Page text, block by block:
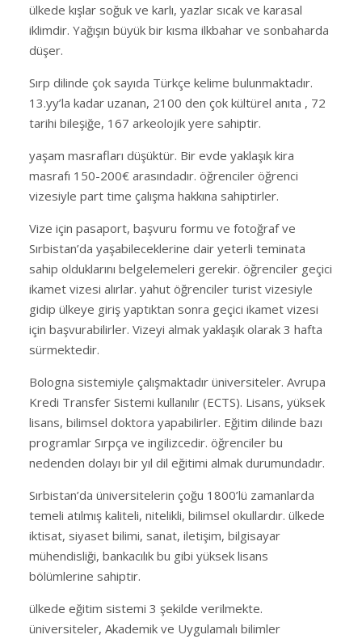
ülkede kışlar soğuk ve karlı, yazlar sıcak ve karasal
iklimdir. Yağışın büyük bir kısma ilkbahar ve sonbaharda
düşer.
Sırp dilinde çok sayıda Türkçe kelime bulunmaktadır.
13.yy’la kadar uzanan, 2100 den çok kültürel anıta , 72
tarihi bileşiğe, 167 arkeolojik yere sahiptir.
yaşam masrafları düşüktür. Bir evde yaklaşık kira
masrafı 150-200€ arasındadır. öğrenciler öğrenci
vizesiyle part time çalışma hakkına sahiptirler.
Vize için pasaport, başvuru formu ve fotoğraf ve
Sırbistan’da yaşabileceklerine dair yeterli teminata
sahip olduklarını belgelemeleri gerekir. öğrenciler geçici
ikamet vizesi alırlar. yahut öğrenciler turist vizesiyle
gidip ülkeye giriş yaptıktan sonra geçici ikamet vizesi
için başvurabilirler. Vizeyi almak yaklaşık olarak 3 hafta
sürmektedir.
Bologna sistemiyle çalışmaktadır üniversiteler. Avrupa
Kredi Transfer Sistemi kullanılır (ECTS). Lisans, yüksek
lisans, bilimsel doktora yapabilirler. Eğitim dilinde bazı
programlar Sırpça ve ingilizcedir. öğrenciler bu
nedenden dolayı bir yıl dil eğitimi almak durumundadır.
Sırbistan’da üniversitelerin çoğu 1800’lü zamanlarda
temeli atılmış kaliteli, nitelikli, bilimsel okullardır. ülkede
iktisat, siyaset bilimi, sanat, iletişim, bilgisayar
mühendisliği, bankacılık bu gibi yüksek lisans
bölümlerine sahiptir.
ülkede eğitim sistemi 3 şekilde verilmekte.
üniversiteler, Akademik ve Uygulamalı bilimler